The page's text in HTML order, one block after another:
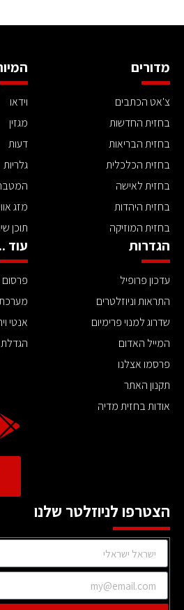
מדורים
צ'אט הכתבים
בחזית החדשות
בחזית הבריאות
בחזית הכלכלית
בחזית לאישה
בחזית היהדות
בחזית המוזיקה
וידאו
מגזין
דעות
גלריות
מזג
תוכן
הגדרות
עדכון פרופיל
התראות וניוזלטרים
שדרוג למנוי פרימיום
המייל האדום
פרסמו אצלנו
תקנון האתר
אודות בחזית מדיה
עוד ..
מערכת
אנטי
הצטרפו לניוזלטר שלנו